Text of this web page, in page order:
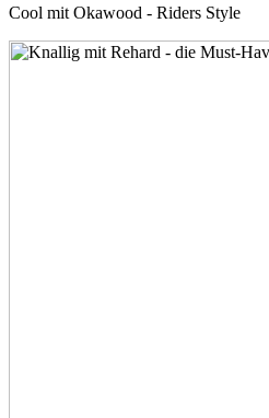
Cool mit Okawood - Riders Style